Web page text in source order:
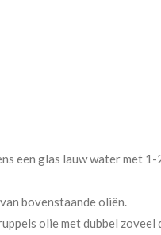
een glas lauw water met
bovenstaande oliën.
olie met dubbel